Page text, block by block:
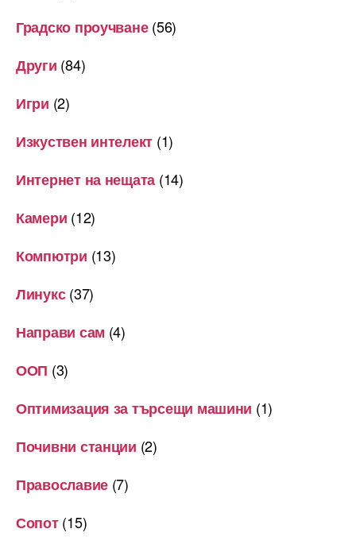
Градско проучване(56)
Други (84)
Игри (2)
Изкуствен интелект (1)
Интернет на нещата (14)
Камери (12)
Компютри (13)
Линукс(37)
Направи сам (4)
ООП (3)
Оптимизация за търсещи машини (1)
Почивни станции (2)
Православие (7)
Сопот(15)